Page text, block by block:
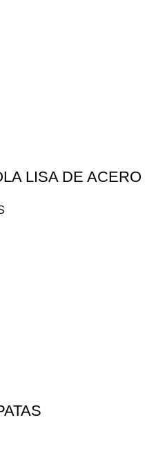
LISA DE ACERO